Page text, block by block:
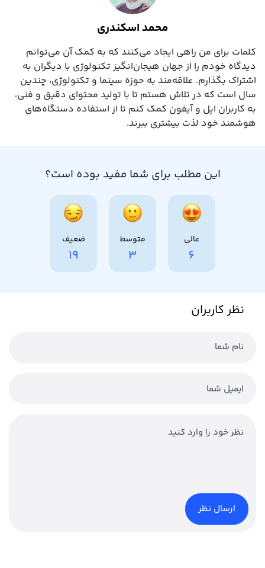
محمد اسکندری
کلمات برای من راهی ایجاد می‌کنند که به کمک آن می‌توانم
دیدگاه خودم را از جهان هیجان‌انگیز تکنولوژی با دیگران به
اشتراک بگذارم. علاقه‌مند به حوزه سینما و تکنولوژی، چندین
سال است که در تلاش هستم تا با تولید محتوای دقیق و فنی،
به کاربران اپل و آیفون کمک کنم تا از استفاده دستگاه‌های
هوشمند خود لذت بیشتری ببرند.
این مطلب برای شما مفید بوده است؟
عالی
6
متوسط
3
ضعیف
19
نظر کاربران